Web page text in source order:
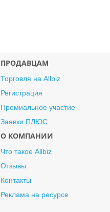
ПРОДАВЦАМ
Торговля на Allbiz
Регистрация
Премиальное участие
Заявки ПЛЮС
О КОМПАНИИ
Что такое Allbiz
Отзывы
Контакты
Реклама на ресурсе